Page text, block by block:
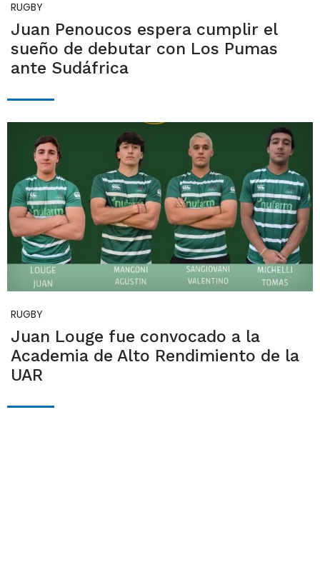
RUGBY
Juan Penoucos espera cumplir el
sueño de debutar con Los Pumas
ante Sudáfrica
RUGBY
Juan Louge fue convocado a la
Academia de Alto Rendimiento de la
UAR